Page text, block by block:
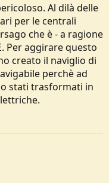
Al dilà delle
per le centrali
che è - a ragione
Per aggirare questo
creato il naviglio di
perchè ad
stati trasformati in